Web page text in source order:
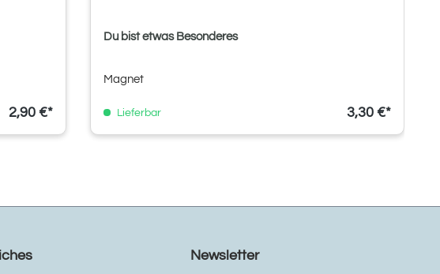
2,90 €*
Du bist etwas Besonderes
Magnet
Lieferbar 3,30 €*
Newsletter